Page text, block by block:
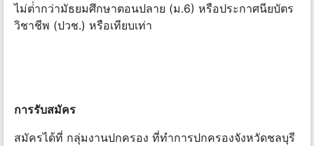
ไม่ต่ํากว่ามัธยมศึกษาตอนปลาย (ม.6) หรือประกาศนียบัตร
วิชาชีพ (ปวช.) หรือเทียบเท่า
การรับสมัคร
สมัครได้ที่ กลุ่มงานปกครอง ที่ทําการปกครองจังหวัดชลบุรี